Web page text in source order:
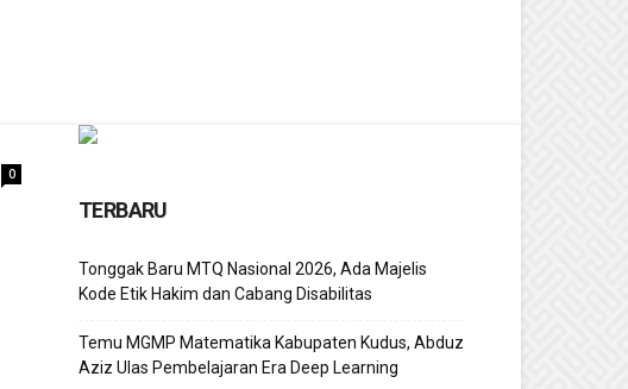
0
TERBARU
Tonggak Baru MTQ Nasional 2026, Ada Majelis
Kode Etik Hakim dan Cabang Disabilitas
Temu MGMP Matematika Kabupaten Kudus, Abduz
Aziz Ulas Pembelajaran Era Deep Learning